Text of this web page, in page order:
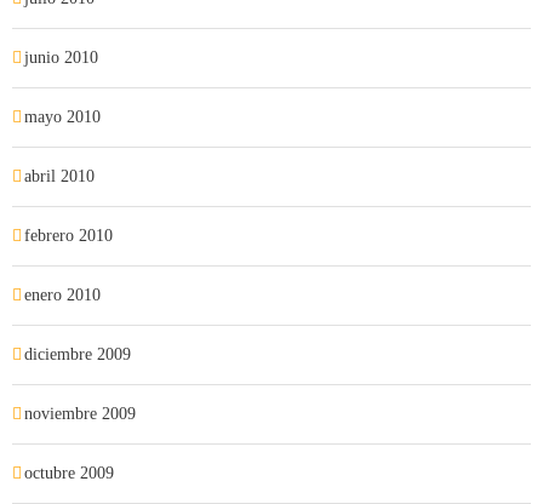
junio 2010
mayo 2010
abril 2010
febrero 2010
enero 2010
diciembre 2009
noviembre 2009
octubre 2009